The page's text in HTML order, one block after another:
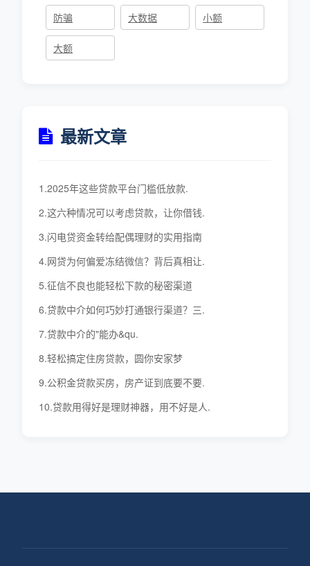
防骗 大数据 小额
大额
最新文章
1.2025年这些贷款平台门槛低放款.
2.这六种情况可以考虑贷款，让你借钱.
3.闪电贷资金转给配偶理财的实用指南
4.网贷为何偏爱冻结微信？背后真相让.
5.征信不良也能轻松下款的秘密渠道
6.贷款中介如何巧妙打通银行渠道？三.
7.贷款中介的"能办&qu.
8.轻松搞定住房贷款，圆你安家梦
9.公积金贷款买房，房产证到底要不要.
10.贷款用得好是理财神器，用不好是人.